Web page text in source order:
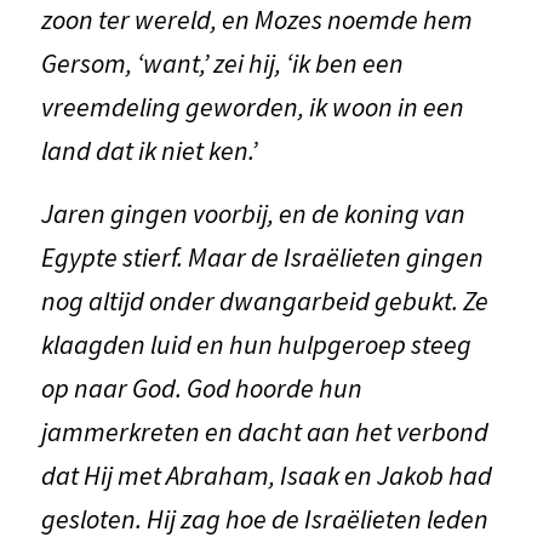
zoon ter wereld, en Mozes noemde hem
Gersom, ‘want,’ zei hij, ‘ik ben een
vreemdeling geworden, ik woon in een
land dat ik niet ken.’
Jaren gingen voorbij, en de koning van
Egypte stierf. Maar de Israëlieten gingen
nog altijd onder dwangarbeid gebukt. Ze
klaagden luid en hun hulpgeroep steeg
op naar God. God hoorde hun
jammerkreten en dacht aan het verbond
dat Hij met Abraham, Isaak en Jakob had
gesloten. Hij zag hoe de Israëlieten leden